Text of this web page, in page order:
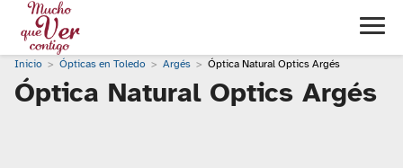
Inicio Ópticas en Toledo Argés Óptica Natural Optics Argés
Óptica Natural Optics Argés